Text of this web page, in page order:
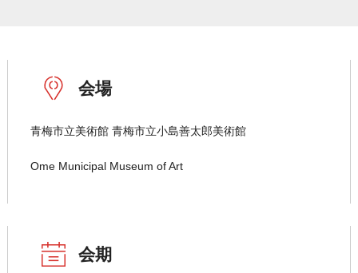
会場
青梅市立美術館 青梅市立小島善太郎美術館
Ome Municipal Museum of Art
会期